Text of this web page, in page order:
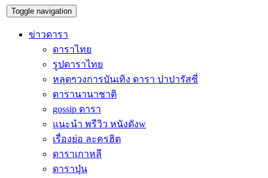
Toggle navigation
ข่าวดารา
ดาราไทย
รูปดาราไทย
หลุดๆวงการบันเทิง ดารา ปาปารัสซี่
ดารานานาชาติ
gossip ดารา
แนะนำ พรีวิว หนังดังw
เรื่องย่อ ละครฮิต
ดาราเกาหลี
ดาราปุ่น